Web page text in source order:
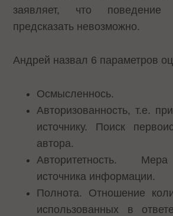
заявляет, что поведение
предсказать невозможно.
Андрей назвал 6 параметров
Осмысленнось.
Авторизованность, т.е.
источнику. Поиск
автора.
Авторитетность.
источника информации.
Полнота. Отношение
использованных в